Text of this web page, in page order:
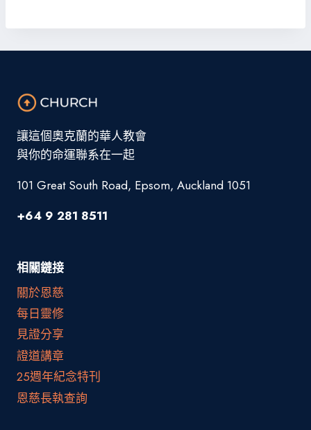
讓這個奧克蘭的華人教會
與你的命運聯系在一起
101 Great South Road, Epsom, Auckland 1051
+64 9 281 8511
相關鏈接
關於恩慈
每日靈修
見證分享
證道講章
25週年紀念特刊
恩慈長執查詢